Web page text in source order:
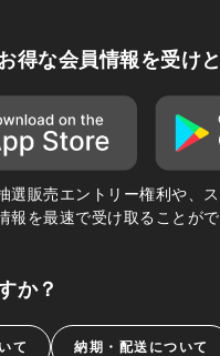
得な会員情報を受け
選販売エントリー権利や、
報を最速で受け取ることがで
か？
て 納期・配送について